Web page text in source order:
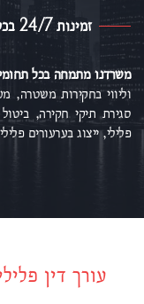
זמינות 24/7 בכל רחבי הארץ
משרדנו מתמחה בכל
וליווי בחקירות משטרה,
סגירת תיקי חקירה,
פלילי, ייצוג בערעורים
עורך דין